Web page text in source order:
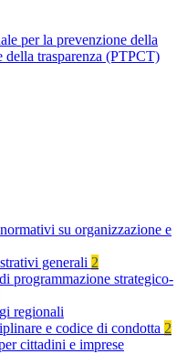
per la prevenzione della
della trasparenza (PTPCT)
su organizzazione e
generali 2
programmazione strategico-
regionali
e codice di condotta 2
cittadini e imprese